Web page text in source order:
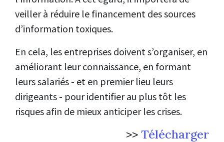
veiller à réduire le financement des sources
d’information toxiques.
En cela, les entreprises doivent s’organiser, en
améliorant leur connaissance, en formant
leurs salariés - et en premier lieu leurs
dirigeants - pour identifier au plus tôt les
risques afin de mieux anticiper les crises.
>> Télécharger